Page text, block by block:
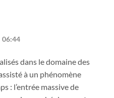
06:44
dans le domaine des
à un phénomène
: l’entrée massive de